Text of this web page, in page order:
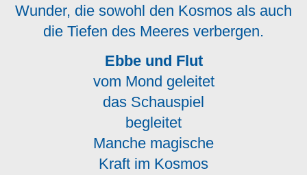
Wunder, die sowohl den Kosmos als auch
die Tiefen des Meeres verbergen.
Ebbe und Flut
vom Mond geleitet
das Schauspiel
begleitet
Manche magische
Kraft im Kosmos